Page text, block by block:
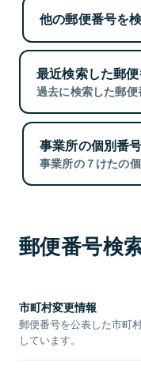
他の郵便番号を
最近検索した郵
過去に検索した郵便
事業所の個別番
事業所の７けたの
郵便番号検
市町村変更情報
郵便番号を公表した市町
しています。